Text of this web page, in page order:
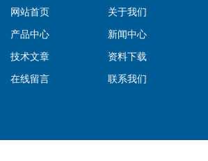
网站首页
关于我们
产品中心
新闻中心
技术文章
资料下载
在线留言
联系我们